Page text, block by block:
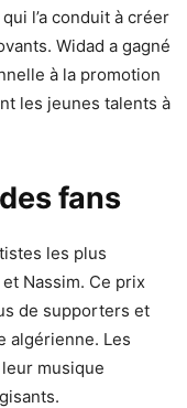
l’a conduit à créer
Widad a gagné
à la promotion
les jeunes talents à
fans
les plus
Nassim. Ce prix
de supporters et
algérienne. Les
musique